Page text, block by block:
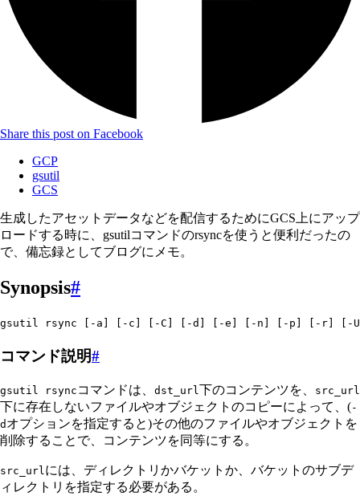
Share this post on Facebook
GCP
gsutil
GCS
生成したアセットデータなどを配信するためにGCS上にアップ
ロードする時に、gsutilコマンドのrsyncを使うと便利だったの
で、備忘録としてブログにメモ。
Synopsis#
gsutil rsync [-a] [-c] [-C] [-d] [-e] [-n] [-p] [-r] [-
コマンド説明#
gsutil rsync コマンドは、 dst_url下のコンテンツを、 src_url
下に存在しないファイルやオブジェクトのコピーによって、(-
d オプションを指定すると)その他のファイルやオブジェクトを
削除することで、コンテンツを同等にする。
src_urlには、ディレクトリかバケットか、バケットのサブデ
ィレクトリを指定する必要がある。